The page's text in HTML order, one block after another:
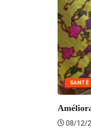
SANTÉ
08/12/